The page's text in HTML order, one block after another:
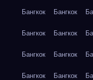
Бангкок Бангкок
Бангкок Бангкок
Бангкок Бангкок
Бангкок Бангкок